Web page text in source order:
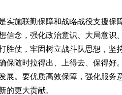
施联勤保障和战略战役支援保
信念，强化政治意识、大局意
胜仗，牢固树立战斗队思想，坚
保随时拉得出、上得去、保得
展。要优质高效保障，强化服
的更大贡献。